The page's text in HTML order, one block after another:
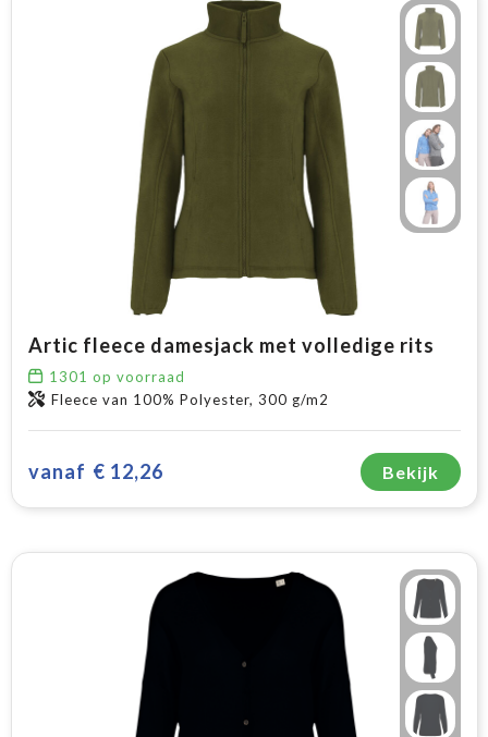
Artic fleece damesjack met volledige rits
1301 op voorraad
Fleece van 100% Polyester, 300 g/m2
vanaf € 12,26 Bekijk